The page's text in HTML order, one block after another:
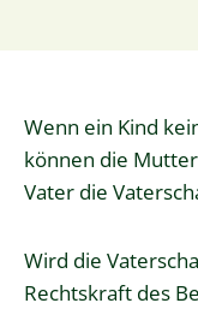
Wenn ein Kind
können die
Vater die
Wird die
Rechtskraft des